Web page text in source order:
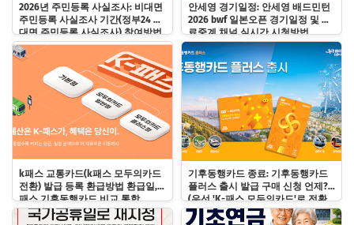
2026년 주민등록 사실조사: 비대면
주민등록 사실조사 기간(정부24 비
대면 주민등록 사실조사) 참여방법
및 과태료 바로알기!
안세영 경기일정: 안세영 배드민턴
2026 bwf 일본오픈 경기일정 및 무
료중계 채널 실시간 시청방법
k패스 교통카드(k패스 모두의카드
전환) 발급 등록 환급방법 환급일, k
패스 기후동행카드 비교 통합
기후동행카드 종료: 기후동행카드
플러스 출시 발급 구매 신청 언제?
(우선 'K-패스 모두의카드'로 전환
하기)